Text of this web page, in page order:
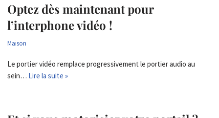
Optez dès maintenant pour
l’interphone vidéo !
Maison
Le portier vidéo remplace progressivement le portier audio au
sein… Lire la suite »